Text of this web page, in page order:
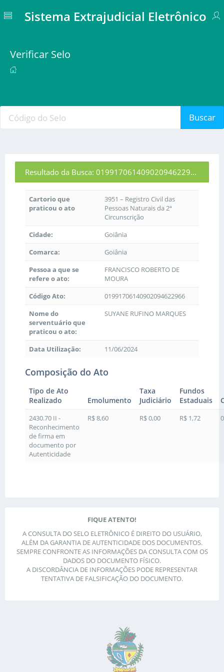
Sistema Extrajudicial Eletrônico
Verificar Selo
Buscar
Resultado da Busca: 01991706140902094622966
Cartorio que
praticou o ato
3951 – Registro Civil das
Pessoas Naturais da 2ª
Circunscrição
Cidade:
Goiânia
Comarca:
Goiânia
Pessoa a que se
refere o ato:
FRANCISCO ROBERTO DE
MOURA
Código Ato:
01991706140902094622966
Nome do
serventuário que
praticou o ato:
SUYANE RUFINO MARQUES
Data Utilização: 11/06/2024
Composição do Ato
Tipo de Ato
Realizado
Emolumento
Taxa
Judiciário
Fundos
Estaduais
2430.70 II -
Reconhecimento
de firma em
documento por
Autenticidade
R$ 8,60 R$ 0,00 R$ 1,72
FIQUE ATENTO!
A CONSULTA DO SELO ELETRÔNICO É DIREITO DO USUÁRIO,
ALÉM DA GARANTIA DE AUTENTICIDADE DOS DOCUMENTOS.
SEMPRE CONFRONTE AS INFORMAÇÕES DA CONSULTA COM OS
DADOS DO DOCUMENTO FÍSICO.
A DISCORDÂNCIA DE INFORMAÇÕES PODE REPRESENTAR
TENTATIVA DE FALSIFICAÇÃO DO DOCUMENTO.